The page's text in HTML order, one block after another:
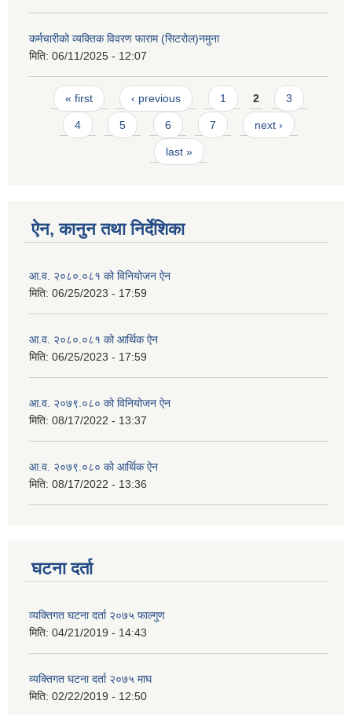
कर्मचारीको व्यक्तिक विवरण फाराम (सिटरोल)नमुना
मिति: 06/11/2025 - 12:07
Pages
« first ‹ previous 1 2 3
4 5 6 7 next ›
last »
ऐन, कानुन तथा निर्देशिका
आ.व. २०८०.०८१ को विनियोजन ऐन
मिति: 06/25/2023 - 17:59
आ.व. २०८०.०८१ को आर्थिक ऐन
मिति: 06/25/2023 - 17:59
आ.व. २०७९.०८० को विनियोजन ऐन
मिति: 08/17/2022 - 13:37
आ.व. २०७९.०८० को आर्थिक ऐन
मिति: 08/17/2022 - 13:36
घटना दर्ता
व्यक्तिगत घटना दर्ता २०७५ फाल्गुण
मिति: 04/21/2019 - 14:43
व्यक्तिगत घटना दर्ता २०७५ माघ
मिति: 02/22/2019 - 12:50